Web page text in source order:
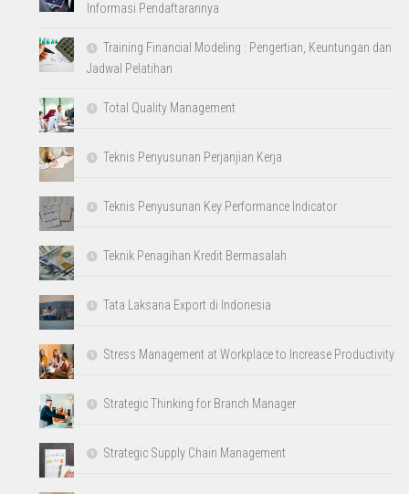
Informasi Pendaftarannya
Training Financial Modeling : Pengertian, Keuntungan dan
Jadwal Pelatihan
Total Quality Management
Teknis Penyusunan Perjanjian Kerja
Teknis Penyusunan Key Performance Indicator
Teknik Penagihan Kredit Bermasalah
Tata Laksana Export di Indonesia
Stress Management at Workplace to Increase Productivity
Strategic Thinking for Branch Manager
Strategic Supply Chain Management